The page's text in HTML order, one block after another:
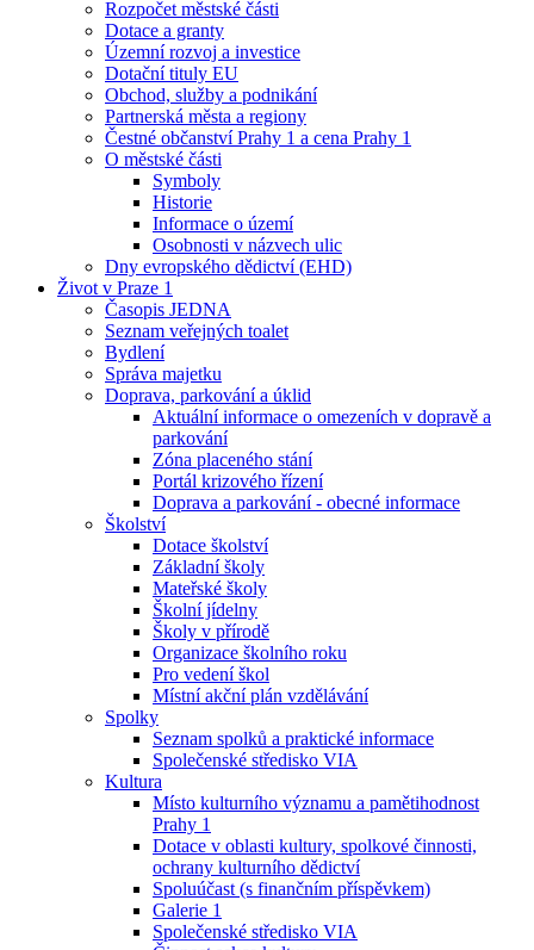
Rozpočet městské části
Dotace a granty
Územní rozvoj a investice
Dotační tituly EU
Obchod, služby a podnikání
Partnerská města a regiony
Čestné občanství Prahy 1 a cena Prahy 1
O městské části
Symboly
Historie
Informace o území
Osobnosti v názvech ulic
Dny evropského dědictví (EHD)
Život v Praze 1
Časopis JEDNA
Seznam veřejných toalet
Bydlení
Správa majetku
Doprava, parkování a úklid
Aktuální informace o omezeních v dopravě a
parkování
Zóna placeného stání
Portál krizového řízení
Doprava a parkování - obecné informace
Školství
Dotace školství
Základní školy
Mateřské školy
Školní jídelny
Školy v přírodě
Organizace školního roku
Pro vedení škol
Místní akční plán vzdělávání
Spolky
Seznam spolků a praktické informace
Společenské středisko VIA
Kultura
Místo kulturního významu a pamětihodnost
Prahy 1
Dotace v oblasti kultury, spolkové činnosti,
ochrany kulturního dědictví
Spoluúčast (s finančním příspěvkem)
Galerie 1
Společenské středisko VIA